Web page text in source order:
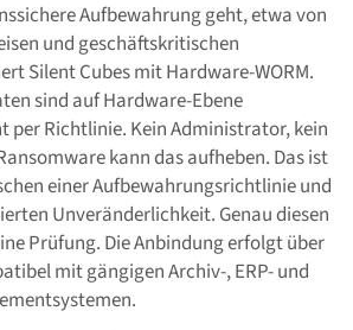
Aufbewahrung geht, etwa von
und geschäftskritischen
Silent Cubes mit Hardware-WORM.
sind auf Hardware-Ebene
per Richtlinie. Kein Administrator, kein
kann das aufheben. Das ist
einer Aufbewahrungsrichtlinie und
Unveränderlichkeit. Genau diesen
Prüfung. Die Anbindung erfolgt über
mit gängigen Archiv-, ERP- und